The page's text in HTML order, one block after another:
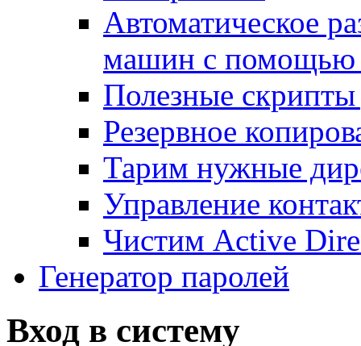
Автоматическое
машин с помощью
Полезные
Резервное
Тарим нужные
Управление
Чистим Active
Генератор паролей
Вход в систему